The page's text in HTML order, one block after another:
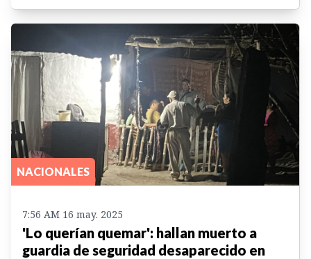
NACIONALES
7:56 AM 16 may. 2025
'Lo querían quemar': hallan muerto a
guardia de seguridad desaparecido en